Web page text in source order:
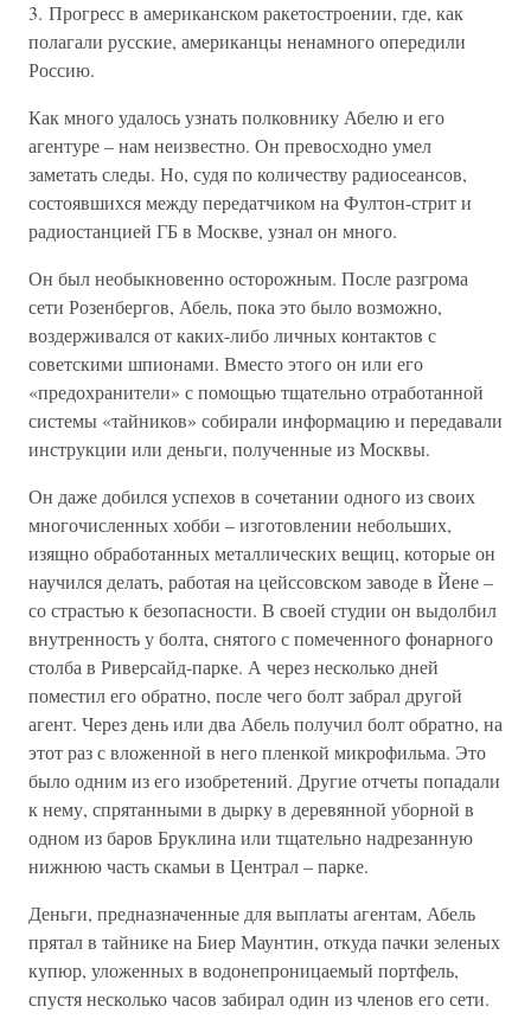
3. Прогресс в американском ракетостроении, где, как
полагали русские, американцы ненамного опередили
Россию.
Как много удалось узнать полковнику Абелю и его
агентуре – нам неизвестно. Он превосходно умел
заметать следы. Но, судя по количеству радиосеансов,
состоявшихся между передатчиком на Фултон-стрит и
радиостанцией ГБ в Москве, узнал он много.
Он был необыкновенно осторожным. После разгрома
сети Розенбергов, Абель, пока это было возможно,
воздерживался от каких-либо личных контактов с
советскими шпионами. Вместо этого он или его
«предохранители» с помощью тщательно отработанной
системы «тайников» собирали информацию и передавали
инструкции или деньги, полученные из Москвы.
Он даже добился успехов в сочетании одного из своих
многочисленных хобби – изготовлении небольших,
изящно обработанных металлических вещиц, которые он
научился делать, работая на цейссовском заводе в Йене –
со страстью к безопасности. В своей студии он выдолбил
внутренность у болта, снятого с помеченного фонарного
столба в Риверсайд-парке. А через несколько дней
поместил его обратно, после чего болт забрал другой
агент. Через день или два Абель получил болт обратно, на
этот раз с вложенной в него пленкой микрофильма. Это
было одним из его изобретений. Другие отчеты попадали
к нему, спрятанными в дырку в деревянной уборной в
одном из баров Бруклина или тщательно надрезанную
нижнюю часть скамьи в Централ – парке.
Деньги, предназначенные для выплаты агентам, Абель
прятал в тайнике на Биер Маунтин, откуда пачки зеленых
купюр, уложенных в водонепроницаемый портфель,
спустя несколько часов забирал один из членов его сети.